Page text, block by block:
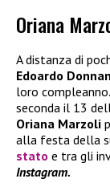
Oriana
A distanza di
Edoardo
loro
seconda il 13
Oriana Marzoli
alla festa della
stato e tra gli
Instagram.